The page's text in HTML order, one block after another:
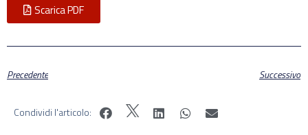
Scarica PDF
Precedente Successivo
Condividi l'articolo: